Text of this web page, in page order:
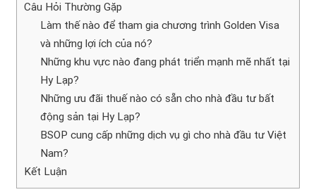
Câu Hỏi Thường Gặp
Làm thế nào để tham gia chương trình Golden Visa
và những lợi ích của nó?
Những khu vực nào đang phát triển mạnh mẽ nhất tại
Hy Lạp?
Những ưu đãi thuế nào có sẵn cho nhà đầu tư bất
động sản tại Hy Lạp?
BSOP cung cấp những dịch vụ gì cho nhà đầu tư Việt
Nam?
Kết Luận